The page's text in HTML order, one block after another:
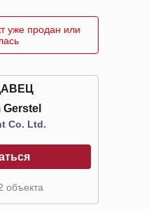
уже продан или
Gerstel
Co. Ltd.
объекта